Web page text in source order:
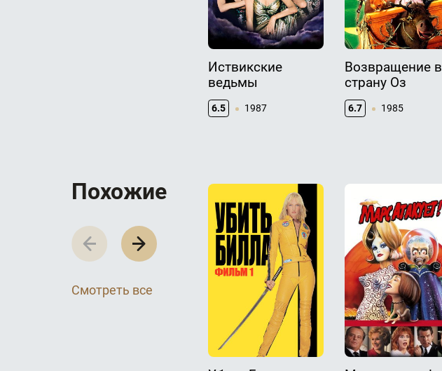
Иствикские
ведьмы
6.5 1987
Возвращение в
страну Оз
6.7 1985
П­­­о­­­х­­­о­­­ж­­­и­­­е
Смотреть все